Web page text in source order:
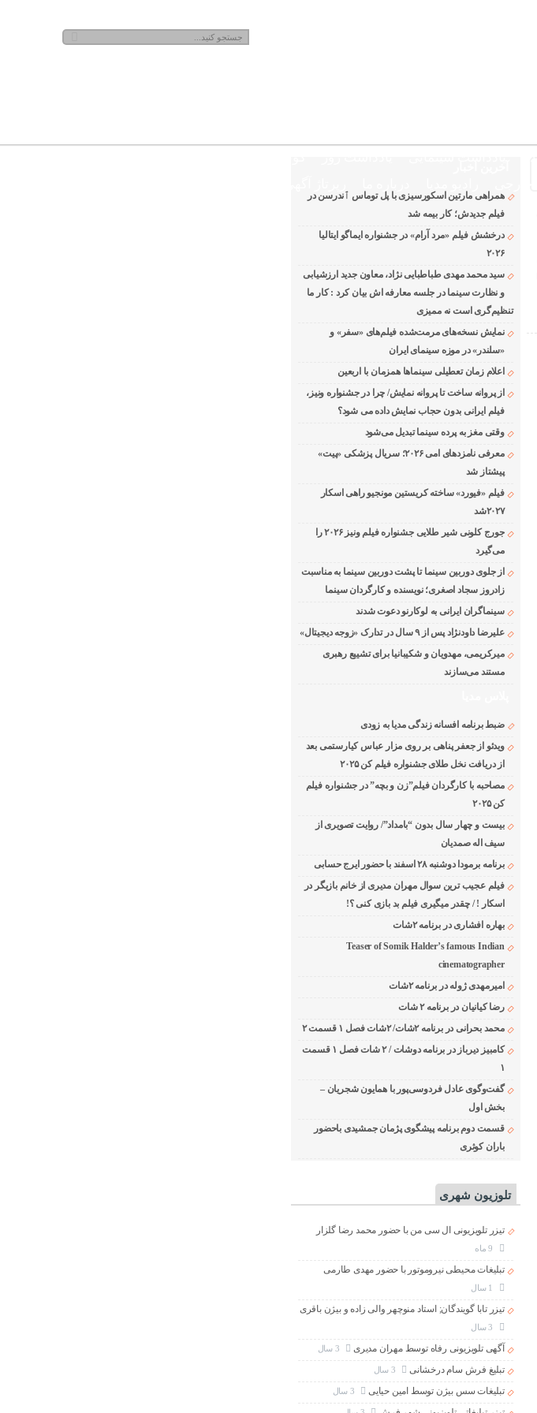
همراهی مارتین اسکورسیزی با پل توماس ٱندرسن در
فیلم جدیدش؛ کار بیمه شد
درخشش فیلم «مرد آرام» در جشنواره ایماگو ایتالیا
۲۰۲۶
سید محمد مهدی طباطبایی نژاد، معاون جدید ارزشیابی
و نظارت سینما در جلسه معارفه اش بیان کرد : کار ما
تنظیم‌گری است نه ممیزی
نمایش نسخه‌های مرمت‌شده فیلم‌های «سفر» و
«سلندر» در موزه سینمای ایران
اعلام زمان تعطیلی سینماها همزمان با اربعین
از پروانه ساخت تا پروانه نمایش/ چرا در جشنواره ونیز،
فیلم ایرانی بدون حجاب نمایش داده می شود؟
وقتی مغز به پرده سینما تبدیل می‌شود
معرفی نامزدهای امی ۲۰۲۶؛ سریال پزشکی «پیت»
پیشتاز شد
فیلم «فیورد» ساخته کریستین مونجیو راهی اسکار
۲۰۲۷شد
جورج کلونی شیر طلایی جشنواره فیلم ونیز ۲۰۲۶ را
می‌گیرد
از جلوی دوربین سینما تا پشت دوربین سینما به مناسبت
زادروز سجاد اصغری؛ نویسنده و کارگردان سینما
سینماگران ایرانی به لوکارنو دعوت شدند
علیرضا داودنژاد پس از ۹ سال در تدارک «زوجه دیجیتال»
میرکریمی، مهدویان و شکیبانیا برای تشییع رهبری
مستند می‌سازند
ضبط برنامه افسانه زندگی مدیا به زودی
ویدئو از جعفر پناهی بر روی مزار عباس کیارستمی بعد
از دریافت نخل طلای جشنواره فیلم کن ۲۰۲۵
مصاحبه با کارگردان فیلم”زن و بچه” در جشنواره فیلم
کن ۲۰۲۵
بیست و چهار سال بدون “بامداد”/ روایت تصویری از
سیف اله صمدیان
برنامه برمودا دوشنبه ۲۸ اسفند با حضور ایرج حسابی
فیلم عجیب ترین سوال مهران مدیری از خانم بازیگر در
اسکار ! / چقدر میگیری فیلم بد بازی کنی ؟!
بهاره افشاری در برنامه ۲شات
Teaser of Somik Halder’s famous Indian
cinematographer
امیرمهدی ژوله در برنامه ۲شات
رضا کیانیان در برنامه ۲ شات
محمد بحرانی در برنامه ۲شات/ ۲شات فصل ۱ قسمت ۲
کامبیز دیرباز در برنامه دوشات / ۲ شات فصل ۱ قسمت
۱
گفت‌وگوی عادل فردوسی‌پور با همایون شجریان –
بخش اول
قسمت دوم برنامه پیشگوی پژمان جمشیدی باحضور
باران کوثری
تلوزیون شهری
تیزر تلویزیونی ال سی من با حضور محمد رضا گلزار
تبلیغات محیطی نیروموتور با حضور مهدی طارمی
تیزر تابا گویندگان; استاد منوچهر والی زاده و بیژن باقری
آگهی تلویزیونی رفاه توسط مهران مدیری
تبلیغ فرش سام درخشانی
تبلیغات سس بیژن توسط امین حیایی